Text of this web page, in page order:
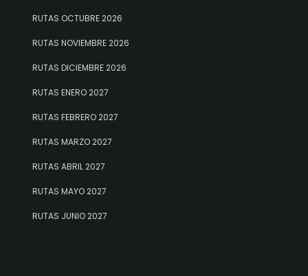
RUTAS OCTUBRE 2026
RUTAS NOVIEMBRE 2026
RUTAS DICIEMBRE 2026
RUTAS ENERO 2027
RUTAS FEBRERO 2027
RUTAS MARZO 2027
RUTAS ABRIL 2027
RUTAS MAYO 2027
RUTAS JUNIO 2027